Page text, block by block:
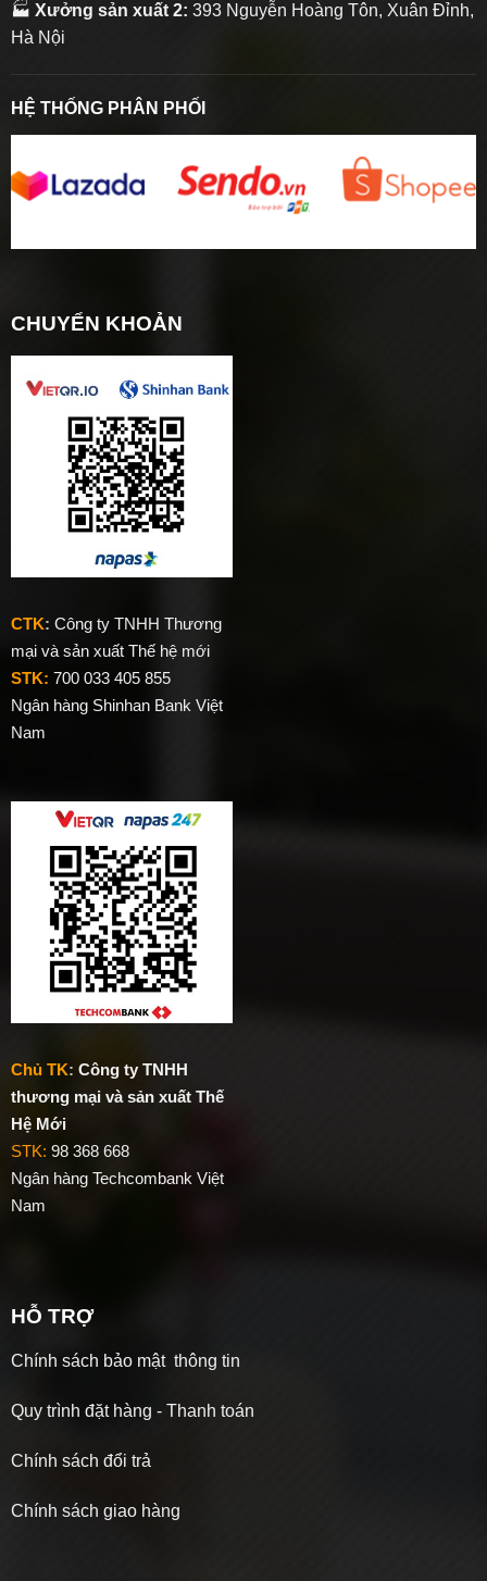
🏭 Xưởng sản xuất 2: 393 Nguyễn Hoàng Tôn, Xuân Đỉnh,
Hà Nội
HỆ THỐNG PHÂN PHỐI
CHUYỂN KHOẢN
CTK: Công ty TNHH Thương
mại và sản xuất Thế hệ mới
STK: 700 033 405 855
Ngân hàng Shinhan Bank Việt
Nam
Chủ TK: Công ty TNHH
thương mại và sản xuất Thế
Hệ Mới
STK: 98 368 668
Ngân hàng Techcombank Việt
Nam
HỖ TRỢ
Chính sách bảo mật thông tin
Quy trình đặt hàng - Thanh toán
Chính sách đổi trả
Chính sách giao hàng